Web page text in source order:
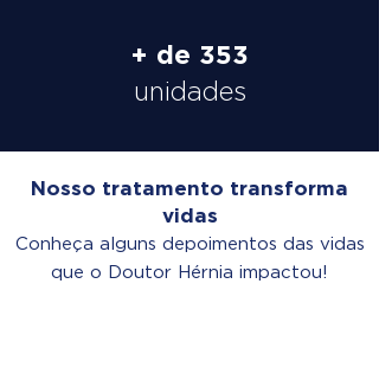
+ de 353
unidades
Nosso tratamento transforma
vidas
Conheça alguns depoimentos das vidas
que o Doutor Hérnia impactou!